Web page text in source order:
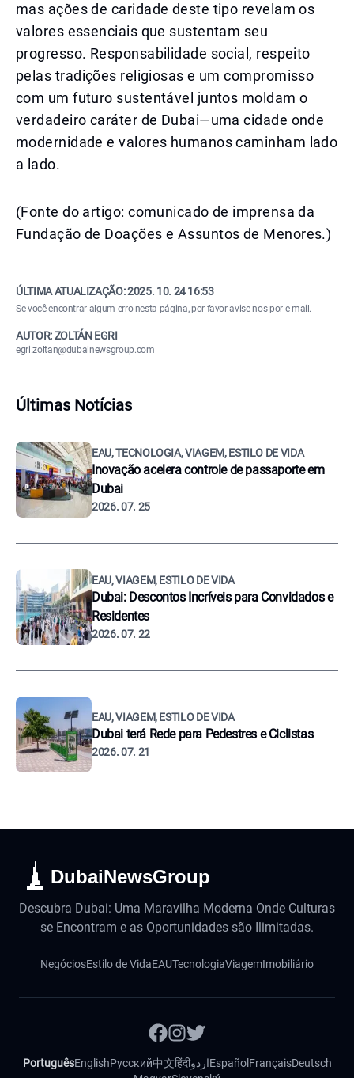
mas ações de caridade deste tipo revelam os
valores essenciais que sustentam seu
progresso. Responsabilidade social, respeito
pelas tradições religiosas e um compromisso
com um futuro sustentável juntos moldam o
verdadeiro caráter de Dubai—uma cidade onde
modernidade e valores humanos caminham lado
a lado.
(Fonte do artigo: comunicado de imprensa da
Fundação de Doações e Assuntos de Menores.)
ÚLTIMA ATUALIZAÇÃO:2025. 10. 24 16:53
Se você encontrar algum erro nesta página, por favoravise-nos por e-mail .
AUTOR: ZOLTÁN EGRI
egri.zoltan@dubainewsgroup.com
Últimas Notícias
EAU, TECNOLOGIA, VIAGEM, ESTILO DE VIDA
Inovação acelera controle de passaporte em
Dubai
2026. 07. 25
EAU, VIAGEM, ESTILO DE VIDA
Dubai: Descontos Incríveis para Convidados e
Residentes
2026. 07. 22
EAU, VIAGEM, ESTILO DE VIDA
Dubai terá Rede para Pedestres e Ciclistas
2026. 07. 21
DubaiNewsGroup
Descubra Dubai: Uma Maravilha Moderna Onde Culturas
se Encontram e as Oportunidades são Ilimitadas.
NegóciosEstilo de VidaEAUTecnologiaViagemImobiliário
PortuguêsEnglishРусский中文हिंदीاردوEspañol FrançaisDeutsch